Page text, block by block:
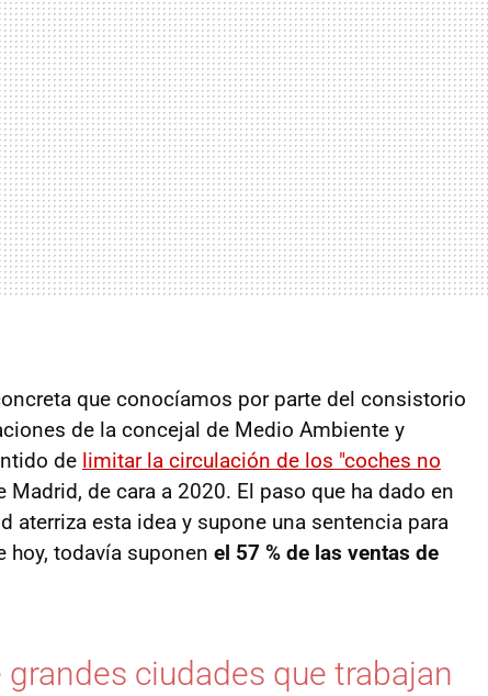
que conocíamos por parte del consistorio
de la concejal de Medio Ambiente y
de limitar la circulación de los "coches no
Madrid, de cara a 2020. El paso que ha dado en
aterriza esta idea y supone una sentencia para
hoy, todavía suponen el 57 % de las ventas de
grandes ciudades que trabajan